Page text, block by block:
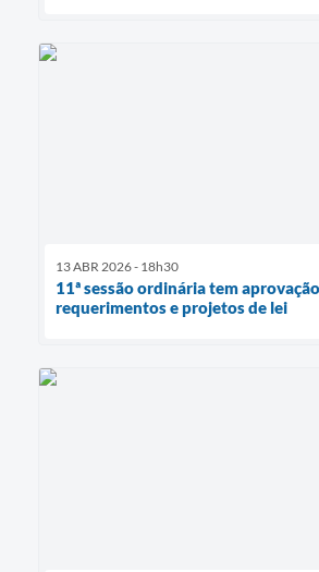
13 ABR 2026 - 18h30
11ª sessão ordinária tem
requerimentos e projetos de lei